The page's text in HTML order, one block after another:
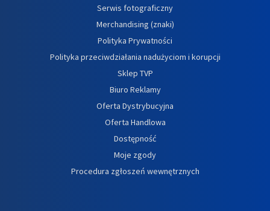
Serwis fotograficzny
Merchandising (znaki)
Polityka Prywatności
Polityka przeciwdziałania nadużyciom i korupcji
Sklep TVP
Biuro Reklamy
Oferta Dystrybucyjna
Oferta Handlowa
Dostępność
Moje zgody
Procedura zgłoszeń wewnętrznych